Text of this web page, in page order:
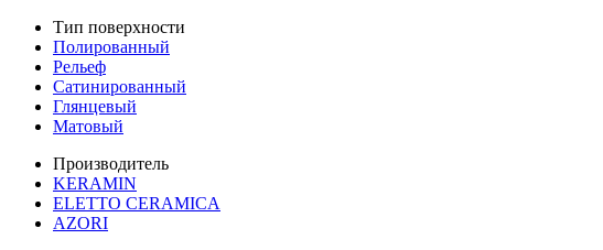
Тип поверхности
Полированный
Рельеф
Сатинированный
Глянцевый
Матовый
Производитель
KERAMIN
ELETTO CERAMICA
AZORI